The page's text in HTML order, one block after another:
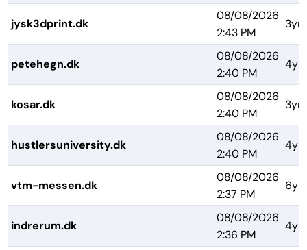
jysk3dprint.dk
08/08/2026
2:43 PM
3yrs
petehegn.dk
08/08/2026
2:40 PM
4yrs
kosar.dk
08/08/2026
2:40 PM
3yrs
hustlersuniversity.dk
08/08/2026
2:40 PM
4yrs
vtm-messen.dk
08/08/2026
2:37 PM
6yrs
indrerum.dk
08/08/2026
2:36 PM
4yrs